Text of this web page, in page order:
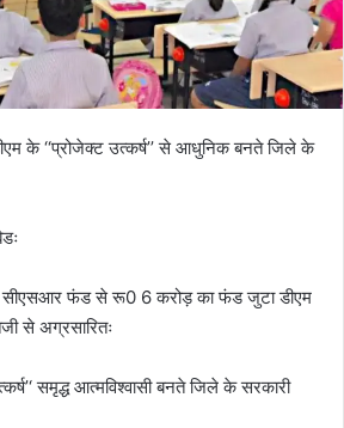
के ‘‘प्रोजेक्ट उत्कर्ष’’ से आधुनिक बनते जिले के
सीएसआर फंड से रू0 6 करोड़ का फंड जुटा डीएम
से अग्रसारितः
समृद्ध आत्मविश्वासी बनते जिले के सरकारी